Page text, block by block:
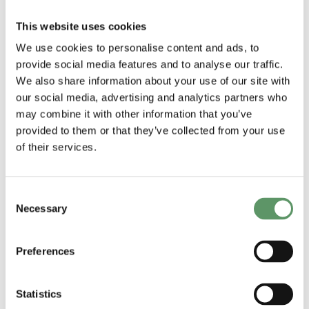
This website uses cookies
We use cookies to personalise content and ads, to
provide social media features and to analyse our traffic.
We also share information about your use of our site with
our social media, advertising and analytics partners who
may combine it with other information that you’ve
provided to them or that they’ve collected from your use
of their services.
Selection
Necessary
Preferences
Statistics
niveau, siger direktør Lars Visbech
Sørensen, Food & Bio Cluster
Denmark.
– Vores mål er at drive øget
innovation og vækst gennem styrket
konkurrenceevne, eksport og
kvalificeret arbejdskraft og sætte ny
virksomhederne.
Food & Bio Cluster Denmark har med
de seneste satsninger i alt otte